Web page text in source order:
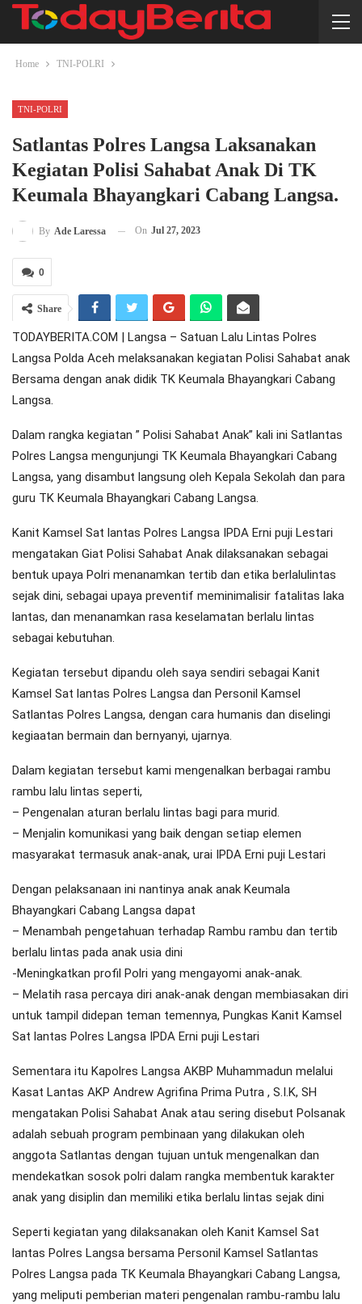
Home TNI-POLRI
TNI-POLRI
Satlantas Polres Langsa Laksanakan
Kegiatan Polisi Sahabat Anak Di TK
Keumala Bhayangkari Cabang Langsa.
By Ade Laressa On Jul 27, 2023
0
Share
TODAYBERITA.COM | Langsa – Satuan Lalu Lintas Polres
Langsa Polda Aceh melaksanakan kegiatan Polisi Sahabat anak
Bersama dengan anak didik TK Keumala Bhayangkari Cabang
Langsa.
Dalam rangka kegiatan ” Polisi Sahabat Anak” kali ini Satlantas
Polres Langsa mengunjungi TK Keumala Bhayangkari Cabang
Langsa, yang disambut langsung oleh Kepala Sekolah dan para
guru TK Keumala Bhayangkari Cabang Langsa.
Kanit Kamsel Sat lantas Polres Langsa IPDA Erni puji Lestari
mengatakan Giat Polisi Sahabat Anak dilaksanakan sebagai
bentuk upaya Polri menanamkan tertib dan etika berlalulintas
sejak dini, sebagai upaya preventif meminimalisir fatalitas laka
lantas, dan menanamkan rasa keselamatan berlalu lintas
sebagai kebutuhan.
Kegiatan tersebut dipandu oleh saya sendiri sebagai Kanit
Kamsel Sat lantas Polres Langsa dan Personil Kamsel
Satlantas Polres Langsa, dengan cara humanis dan diselingi
kegiaatan bermain dan bernyanyi, ujarnya.
Dalam kegiatan tersebut kami mengenalkan berbagai rambu
rambu lalu lintas seperti,
– Pengenalan aturan berlalu lintas bagi para murid.
– Menjalin komunikasi yang baik dengan setiap elemen
masyarakat termasuk anak-anak, urai IPDA Erni puji Lestari
Dengan pelaksanaan ini nantinya anak anak Keumala
Bhayangkari Cabang Langsa dapat
– Menambah pengetahuan terhadap Rambu rambu dan tertib
berlalu lintas pada anak usia dini
-Meningkatkan profil Polri yang mengayomi anak-anak.
– Melatih rasa percaya diri anak-anak dengan membiasakan diri
untuk tampil didepan teman temennya, Pungkas Kanit Kamsel
Sat lantas Polres Langsa IPDA Erni puji Lestari
Sementara itu Kapolres Langsa AKBP Muhammadun melalui
Kasat Lantas AKP Andrew Agrifina Prima Putra , S.I.K, SH
mengatakan Polisi Sahabat Anak atau sering disebut Polsanak
adalah sebuah program pembinaan yang dilakukan oleh
anggota Satlantas dengan tujuan untuk mengenalkan dan
mendekatkan sosok polri dalam rangka membentuk karakter
anak yang disiplin dan memiliki etika berlalu lintas sejak dini
Seperti kegiatan yang dilaksanakan oleh Kanit Kamsel Sat
lantas Polres Langsa bersama Personil Kamsel Satlantas
Polres Langsa pada TK Keumala Bhayangkari Cabang Langsa,
yang meliputi pemberian materi pengenalan rambu-rambu lalu